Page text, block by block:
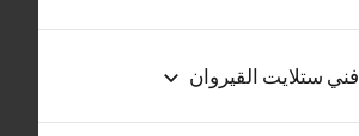
فني ستلايت القيروان